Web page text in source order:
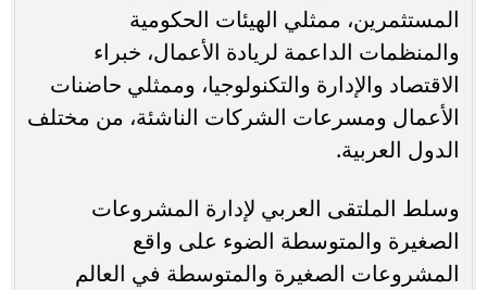
المستثمرين، ممثلي الهيئات الحكومية
والمنظمات الداعمة لريادة الأعمال، خبراء
الاقتصاد والإدارة والتكنولوجيا، وممثلي حاضنات
الأعمال ومسرعات الشركات الناشئة، من مختلف
الدول العربية.
وسلط الملتقى العربي لإدارة المشروعات
الصغيرة والمتوسطة الضوء على واقع
المشروعات الصغيرة والمتوسطة في العالم